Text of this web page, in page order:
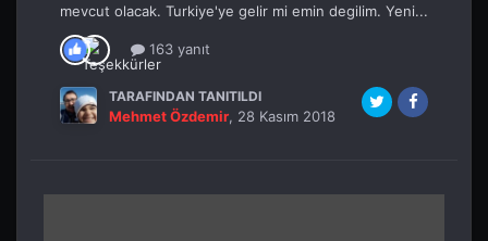
mevcut olacak. Turkiye'ye gelir mi emin degilim. Yeni...
163 yanıt
TARAFINDAN TANITILDI
Mehmet Özdemir, 28 Kasım 2018